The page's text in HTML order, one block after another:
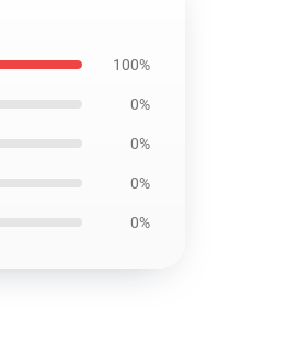
100%
0%
0%
0%
0%